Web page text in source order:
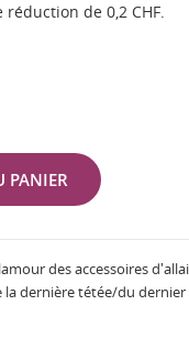
réduction de 0,2 CHF.
PANIER
des accessoires
dernière tétée/du